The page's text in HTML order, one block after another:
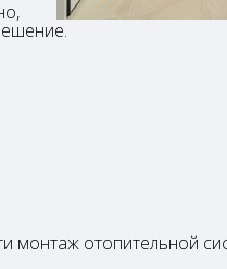
монтаж отопительной